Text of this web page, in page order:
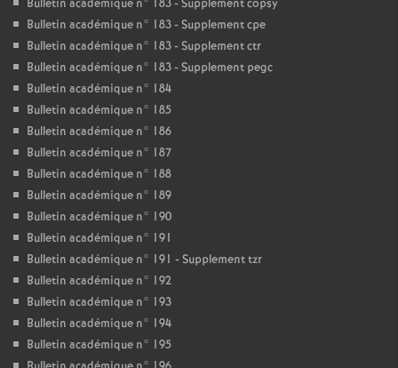
Bulletin académique n° 183 - Supplement copsy
Bulletin académique n° 183 - Supplement cpe
Bulletin académique n° 183 - Supplement ctr
Bulletin académique n° 183 - Supplement pegc
Bulletin académique n° 184
Bulletin académique n° 185
Bulletin académique n° 186
Bulletin académique n° 187
Bulletin académique n° 188
Bulletin académique n° 189
Bulletin académique n° 190
Bulletin académique n° 191
Bulletin académique n° 191 - Supplement tzr
Bulletin académique n° 192
Bulletin académique n° 193
Bulletin académique n° 194
Bulletin académique n° 195